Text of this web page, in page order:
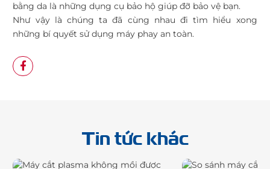
bằng da là những dụng cụ bảo hộ giúp đỡ bảo vệ bạn.
Như vậy là chúng ta đã cùng nhau đi tìm hiểu xong
những bí quyết sử dụng máy phay an toàn.
Tin tức khác